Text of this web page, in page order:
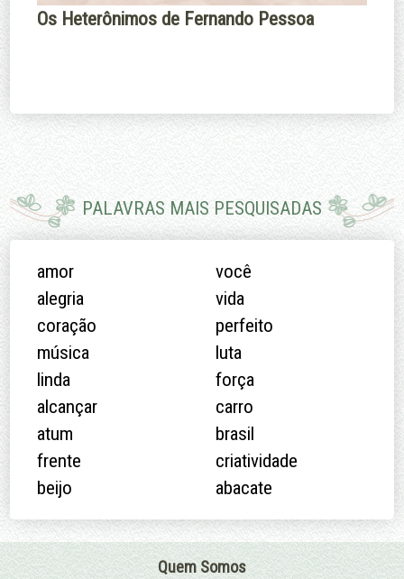
Os Heterônimos de Fernando Pessoa
PALAVRAS MAIS PESQUISADAS
amor
você
alegria
vida
coração
perfeito
música
luta
linda
força
alcançar
carro
atum
brasil
frente
criatividade
beijo
abacate
Quem Somos